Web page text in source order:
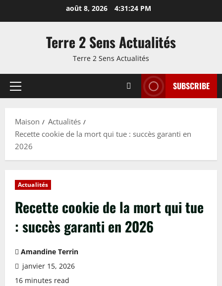
au
août 8, 2026 4:31:25 PM
Terre 2 Sens Actualités
Terre 2 Sens Actualités
Menu
SUBSCRIBE
Maison
Actualités
Recette cookie de la mort qui tue : succès garanti en
2026
Actualités
Recette cookie de la mort qui tue
: succès garanti en 2026
Amandine Terrin
janvier 15, 2026
16 minutes read